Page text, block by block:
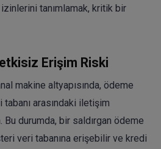
tanımlamak, kritik bir
Erişim Riski
makine altyapısında, ödeme
arasındaki iletişim
durumda, bir saldırgan ödeme
veri tabanına erişebilir ve kredi